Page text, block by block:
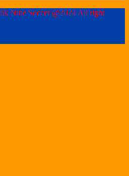
Nine Soccer @2024 All right